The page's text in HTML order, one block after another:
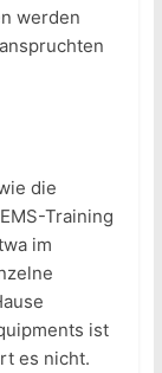
werden
die
Training
im
ist
es nicht.